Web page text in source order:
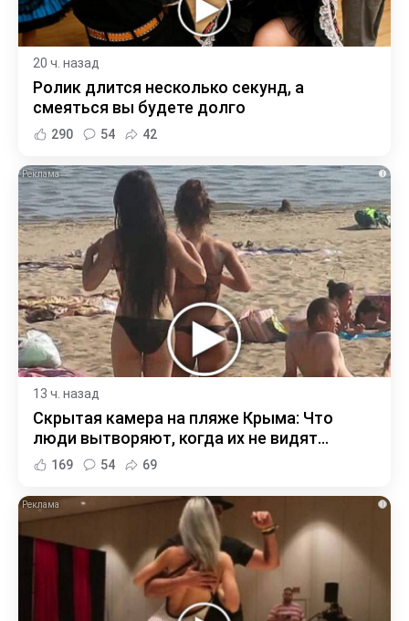
20 ч. назад
Ролик длится несколько секунд, а
смеяться вы будете долго
290 54 42
i
13 ч. назад
Скрытая камера на пляже Крыма: Что
люди вытворяют, когда их не видят...
169 54 69
i